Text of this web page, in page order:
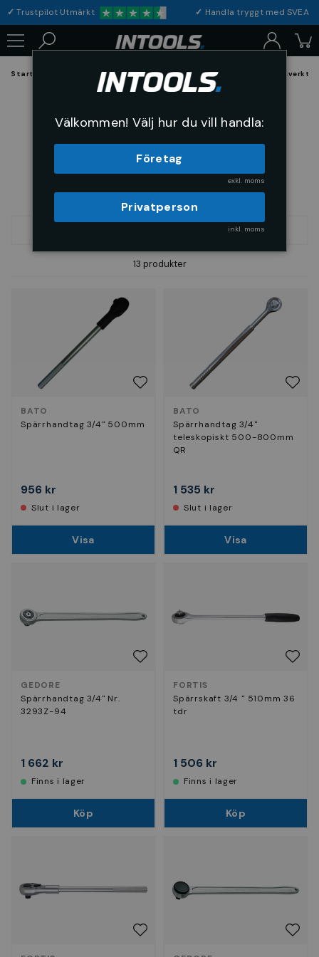
✓Trustpilot Utmärkt ✓ Handla tryggt med
Startsida Verktyg & Maskiner Handverktyg Hylsor och hylsverktyg
SORTERA
13 produkter
BATO
Spärrhandtag 3/4" 500mm
956 kr
Slut i lager
Visa
BATO
Spärrhandtag 3/4"
teleskopiskt 500-800mm
QR
1 535 kr
Slut i lager
Visa
GEDORE
Spärrhandtag 3/4" Nr.
3293Z-94
1 662 kr
Finns i lager
Köp
FORTIS
Spärrskaft 3/4 " 510mm 36
tdr
1 506 kr
Finns i lager
Köp
Välkommen! Välj hur du vill handla:
Företag
exkl. moms
Privatperson
inkl. moms